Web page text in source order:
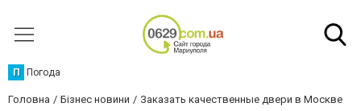
П Погода
Головна Бізнес новини Заказать качественные двери в Москве